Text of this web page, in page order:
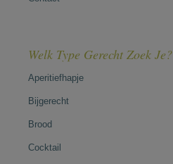
Welk Type Gerecht Zoek Je?
Aperitiefhapje
Bijgerecht
Brood
Cocktail